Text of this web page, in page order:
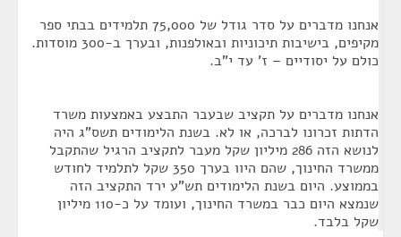
אנחנו מדברים על סדר גודל של 75,000 תלמידים בבתי ספר
מקיפים, בישיבות תיכוניות ובאולפנות, ובערך ב-300 מוסדות.
כולם על יסודיים – ז' עד י"ב.
אנחנו מדברים על תקציב שבעבר התבצע באמצעות משרד
הדתות זכרונו לברכה, או לא. בשנת הלימודים תשס"ג היה
לנושא הזה 286 מיליון שקל מעבר לתקציב הרגיל שהתקבל
ממשרד החינוך, שהם היוו בערך 350 שקל לתלמיד לחודש
בממוצע. היום בשנת הלימודים תש"ע ירד התקציב הזה
שנמצא היום כבר במשרד החינוך, ועומד על כ-110 מיליון
שקל בלבד.